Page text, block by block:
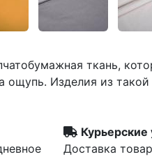
ткань,
ощупь. Изделия из
Курьерские
Доставка